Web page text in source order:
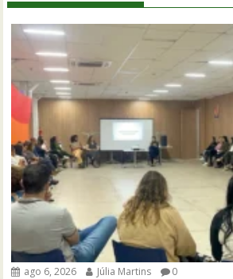
ago 6, 2026 Júlia Martins 0